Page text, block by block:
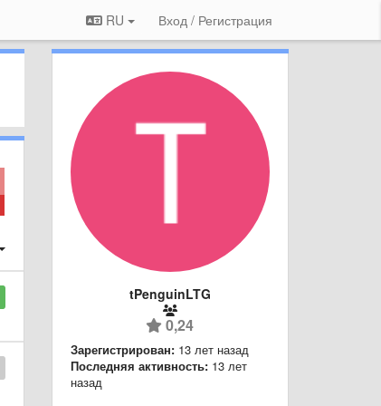
RU Вход / Регистрация
tPenguinLTG
0,24
Зарегистрирован: 13 лет назад
Последняя активность: 13 лет
назад